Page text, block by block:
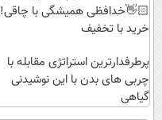
👋🏻خدافظی همیشگی با چاقی!
خرید با تخفیف
پرطرفدارترین استراتژی مقابله با
چربی های بدن با این نوشیدنی
گیاهی